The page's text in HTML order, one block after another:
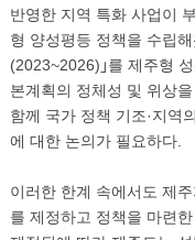
반영한 지역 특화 사업이
형 양성평등 정책을 수립
(2023~2026)｣를 제주형
본계획의 정체성 및 위상
함께 국가 정책 기조·지역
에 대한 논의가 필요하다.
이러한 한계 속에서도 제
를 제정하고 정책을 마련